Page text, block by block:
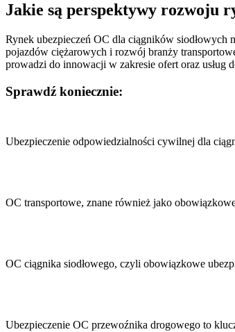
Jakie są perspektywy rozwoju
Rynek ubezpieczeń OC dla ciągników
pojazdów ciężarowych i rozwój branży
prowadzi do innowacji w zakresie ofert oraz usług
Sprawdź koniecznie:
Ubezpieczenie odpowiedzialności cywilnej dla
OC transportowe, znane również jako
OC ciągnika siodłowego, czyli obowiązkowe
Ubezpieczenie OC przewoźnika drogowego to
wpisu